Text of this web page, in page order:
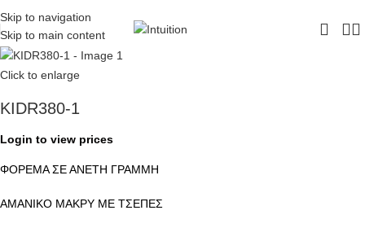
Skip to navigation
Skip to main content
Click to enlarge
KIDR380-1
Login to view prices
ΦΟΡΕΜΑ ΣΕ ΑΝΕΤΗ ΓΡΑΜΜΗ
ΑΜΑΝΙΚΟ ΜΑΚΡΥ ΜΕ ΤΣΕΠΕΣ